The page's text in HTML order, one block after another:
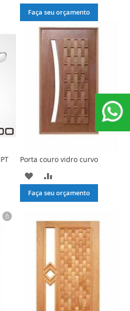
À
LISTA
DESEJOS
PARA
COMPARAR
Faça seu orçamento
Porta couro vidro curvo
ADICIONAR
À
DESEJOS
PARA
Faça seu orçamento